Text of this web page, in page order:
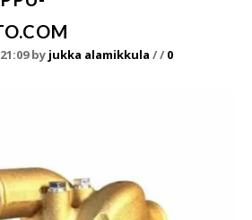
by jukka alamikkula // 0